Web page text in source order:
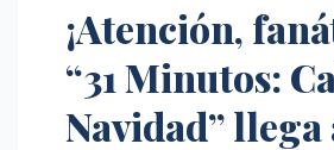
¡Atención,
“31 Minutos:
Navidad” llega